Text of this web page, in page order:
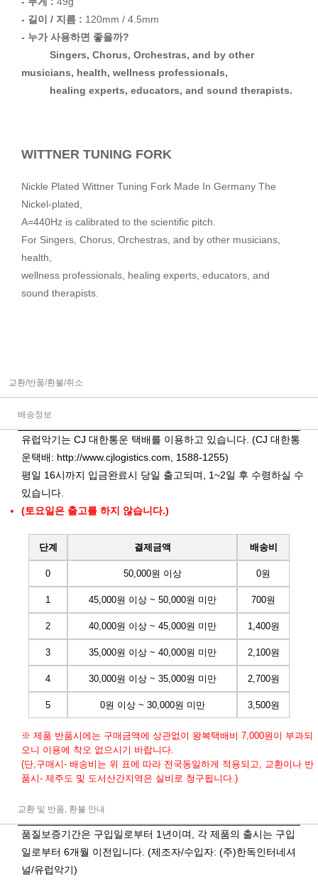
- 길이 / 지름 : 120mm / 4.5mm
- 누가 사용하면 좋을까?
Singers, Chorus, Orchestras, and by other
musicians, health, wellness professionals,
healing experts, educators, and sound therapists.
WITTNER TUNING FORK
Nickle Plated Wittner Tuning Fork Made In Germany The
Nickel-plated,
A=440Hz is calibrated to the scientific pitch.
For Singers, Chorus, Orchestras, and by other musicians,
health,
wellness professionals, healing experts, educators, and
sound therapists.
교환/반품/환불/취소
배송정보
유럽악기는 CJ 대한통운 택배를 이용하고 있습니다. (CJ 대한통
운택배: http://www.cjlogistics.com , 1588-1255)
평일 16시까지 입금완료시 당일 출고되며, 1~2일 후 수령하실 수
있습니다.
(토요일은 출고를 하지 않습니다.)
단계 결제금액 배송비
0 50,000원 이상 0원
1 45,000원 이상 ~ 50,000원 미만 700원
2 40,000원 이상 ~ 45,000원 미만 1,400원
3 35,000원 이상 ~ 40,000원 미만 2,100원
4 30,000원 이상 ~ 35,000원 미만 2,700원
5 0원 이상 ~ 30,000원 미만 3,500원
※ 제품 반품시에는 구매금액에 상관없이 왕복택배비 7,000원이 부과되
오니 이용에 착오 없으시기 바랍니다.
(단,구매시- 배송비는 위 표에 따라 전국동일하게 적용되고, 교환이나 반
품시- 제주도 및 도서산간지역은 실비로 청구됩니다.)
교환 및 반품, 환불 안내
품질보증기간은 구입일로부터 1년이며, 각 제품의 출시는 구입
일로부터 6개월 이전입니다. (제조자/수입자: (주)한독인터네셔
널/유럽악기)